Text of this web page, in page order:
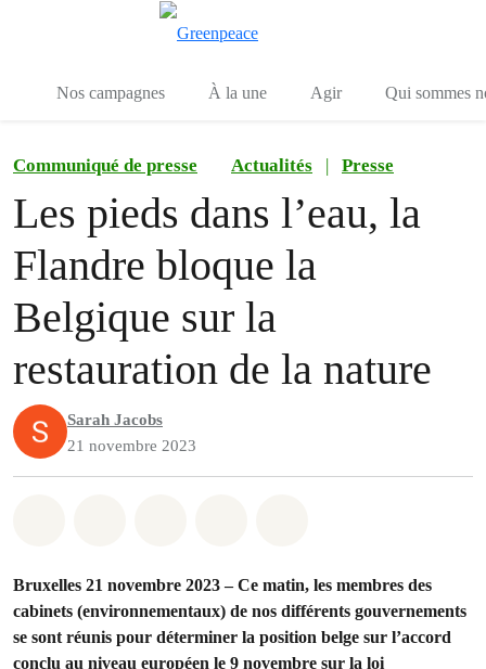
Nos campagnes À la une Agir Qui sommes
Communiqué de presse Actualités | Presse
Les pieds dans l’eau, la
Flandre bloque la
Belgique sur la
restauration de la nature
Sarah Jacobs
21 novembre 2023
Bruxelles 21 novembre 2023 – Ce matin, les membres des
cabinets (environnementaux) de nos différents gouvernements
se sont réunis pour déterminer la position belge sur l’accord
conclu au niveau européen le 9 novembre sur la loi